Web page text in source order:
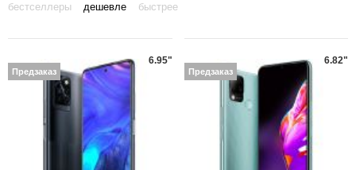
бестселлеры дешевле быстрее
6.95"
Предзаказ
6.82"
Предзаказ